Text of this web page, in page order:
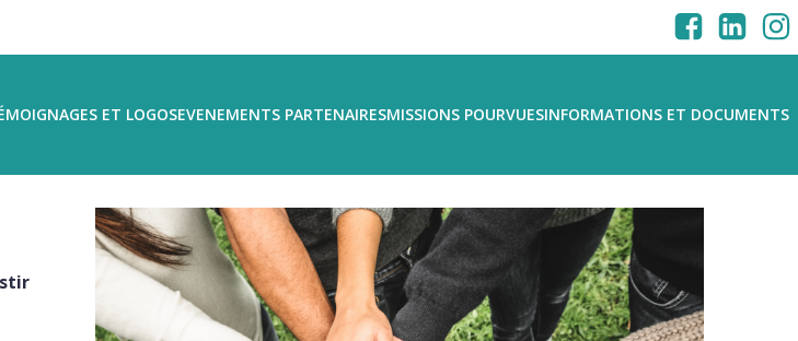
ET LOGOSEVENEMENTS PARTENAIRESMISSIONS POURVUESINFORMATIONS ET DOCUMENTS